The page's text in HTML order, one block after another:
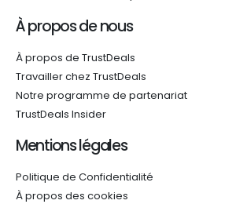
À propos de nous
À propos de TrustDeals
Travailler chez TrustDeals
Notre programme de partenariat
TrustDeals Insider
Mentions légales
Politique de Confidentialité
À propos des cookies